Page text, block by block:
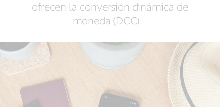
ofrecen la conversión dinámica de
moneda (DCC).